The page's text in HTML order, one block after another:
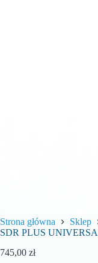
Strona główna Sklep
SDR PLUS
745,00 zł